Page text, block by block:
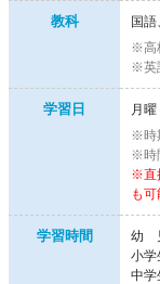
教科
国
※高
※英
学習日
月
※時
※時
※直
も可
学習時間
幼
小
中